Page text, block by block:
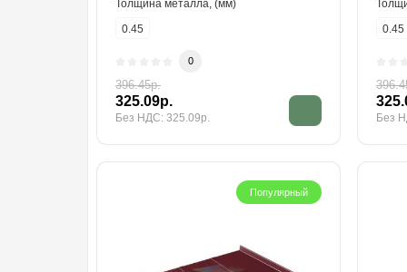
Толщина металла, (мм)
0.45
0
396.45р.
325.09р.
Без НДС: 325.09р.
0.45
Без
Популярный